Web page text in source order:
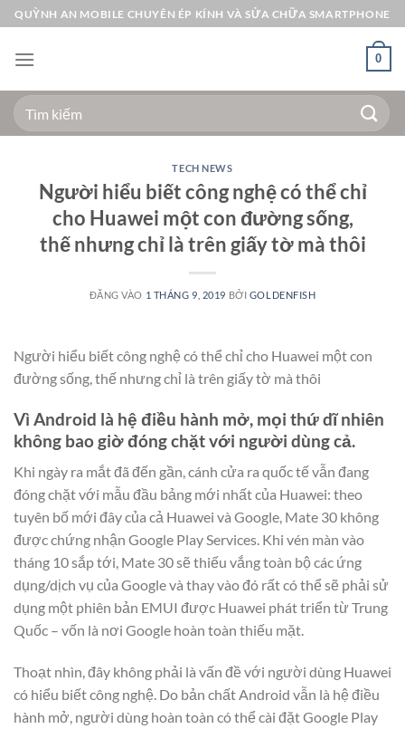
Bỏ
qua
nội
QUỲNH AN MOBILE CHUYÊN ÉP KÍNH VÀ SỬA CHỮA SMARTPHONE
0
Tìm
kiếm:
TECH NEWS
Người hiểu biết công nghệ có thể chỉ
cho Huawei một con đường sống,
thế nhưng chỉ là trên giấy tờ mà thôi
ĐĂNG VÀO 1 THÁNG 9, 2019 BỞI GOLDENFISH
Người hiểu biết công nghệ có thể chỉ cho Huawei một con
đường sống, thế nhưng chỉ là trên giấy tờ mà thôi
Vì Android là hệ điều hành mở, mọi thứ dĩ nhiên
không bao giờ đóng chặt với người dùng cả.
Khi ngày ra mắt đã đến gần, cánh cửa ra quốc tế vẫn đang
đóng chặt với mẫu đầu bảng mới nhất của Huawei: theo
tuyên bố mới đây của cả Huawei và Google, Mate 30 không
được chứng nhận Google Play Services. Khi vén màn vào
tháng 10 sắp tới, Mate 30 sẽ thiếu vắng toàn bộ các ứng
dụng/dịch vụ của Google và thay vào đó rất có thể sẽ phải sử
dụng một phiên bản EMUI được Huawei phát triển từ Trung
Quốc – vốn là nơi Google hoàn toàn thiếu mặt.
Thoạt nhìn, đây không phải là vấn đề với người dùng Huawei
có hiểu biết công nghệ. Do bản chất Android vẫn là hệ điều
hành mở, người dùng hoàn toàn có thể cài đặt Google Play